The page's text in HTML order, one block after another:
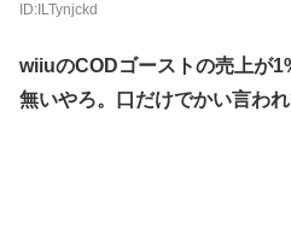
ID:ILTynjckd
wiiuのCODゴーストの売上が
無いやろ。口だけでかい言われ